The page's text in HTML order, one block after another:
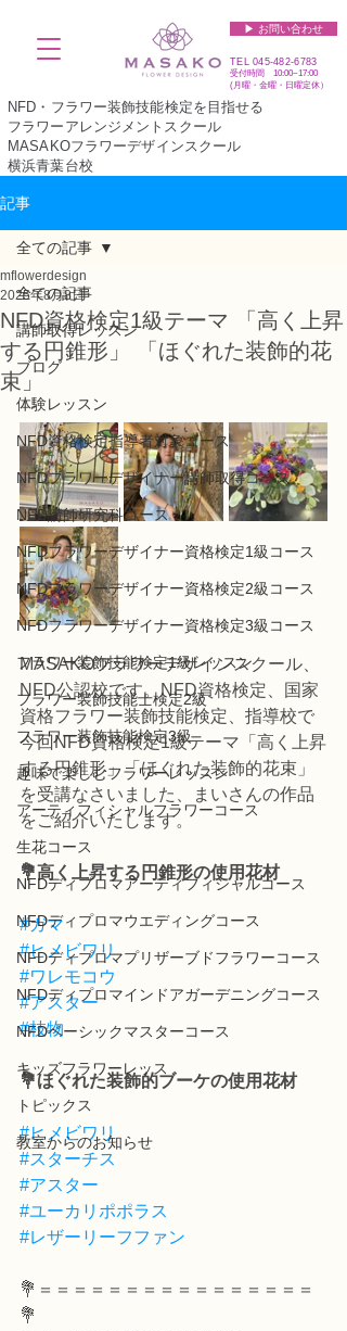
▶︎ お問い合わせ
TEL045-482-6783
受付時間 10:00~17:00​​​
(​月曜・金曜・日曜定休）
NFD・フラワー装飾技能検定を目指せる
フラワーアレンジメントスクール
MASAKOフラワーデザインスクール
横浜青葉台校
記事
全ての記事
講師取得レッスン
ブログ
体験レッスン
NFD資格検定指導者対象コース
NFDフラワーデザイナー講師取得コース
NFD講師研究科コース
NFDフラワーデザイナー資格検定1級コース
NFDフラワーデザイナー資格検定2級コース
NFDフラワーデザイナー資格検定3級コース
フラワー装飾技能検定1級レッスン
フラワー装飾技能士検定2級
フラワー装飾技能検定3級
趣味で楽しむフラワーレッスン
アーティフィシャルフラワーコース
生花コース
NFDディプロマアーティフィシャルコース
NFDディプロマウエディングコース
NFDディプロマプリザーブドフラワーコース
NFDディプロマインドアガーデニングコース
NFDベーシックマスターコース
キッズフラワーレッス
トピックス
教室からのお知らせ
全ての記事
NFD資格検定1級テーマ 「高く上昇
する円錐形」 「ほぐれた装飾的花
束」
mflowerdesign
2025年8月8日
MASAKOフラワーデザインスクール、
NFD公認校です。NFD資格検定、国家
資格フラワー装飾技能検定、指導校で
今回NFD資格検定1級テーマ「高く上昇
する円錐形」「ほぐれた装飾的花束」
を受講なさいました、まいさんの作品
をご紹介いたします。
💐高く上昇する円錐形の使用花材
#ガマ
#ヒメビワリ
#ワレモコウ
#アスター
#枝物
💐ほぐれた装飾的ブーケの使用花材
#ヒメビワリ
#スターチス
#アスター
#ユーカリポポラス
#レザーリーフファン
💐＝＝＝＝＝＝＝＝＝＝＝＝＝＝＝＝
💐